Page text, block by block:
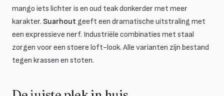
mango iets lichter is en oud teak donkerder met meer
karakter. Suarhout geeft een dramatische uitstraling met
een expressieve nerf. Industriële combinaties met staal
zorgen voor een stoere loft-look. Alle varianten zijn bestand
tegen krassen en stoten.